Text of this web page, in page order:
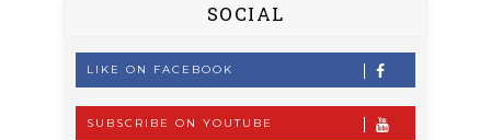
SOCIAL
LIKE ON FACEBOOK
SUBSCRIBE ON YOUTUBE